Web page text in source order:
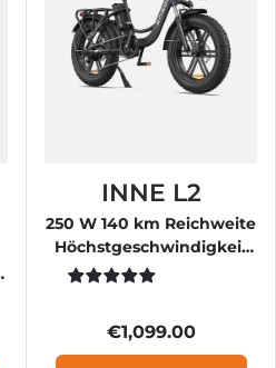
INNE L2
250 W 140 km Reichweite
Höchstgeschwindigkeit
25 km/h Step-Thru-E-Bike
€1,099.00